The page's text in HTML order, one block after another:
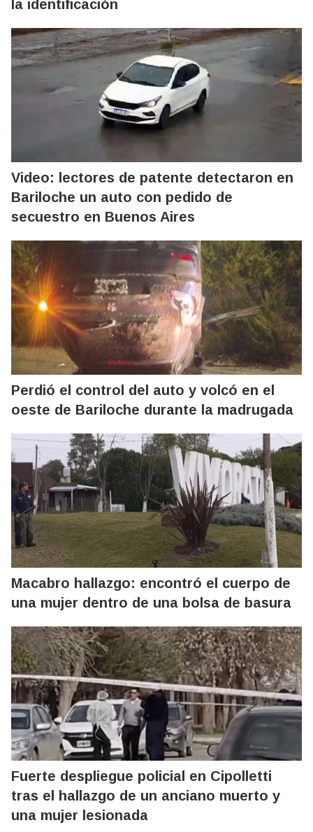
la identificación
Video: lectores de patente detectaron en
Bariloche un auto con pedido de
secuestro en Buenos Aires
Perdió el control del auto y volcó en el
oeste de Bariloche durante la madrugada
Macabro hallazgo: encontró el cuerpo de
una mujer dentro de una bolsa de basura
Fuerte despliegue policial en Cipolletti
tras el hallazgo de un anciano muerto y
una mujer lesionada